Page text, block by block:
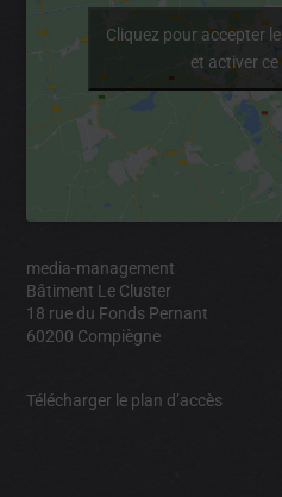
Cliquez pour accepter
et activer
media-management
Bâtiment Le Cluster
18 rue du Fonds Pernant
60200 Compiègne
Télécharger le plan d’accès